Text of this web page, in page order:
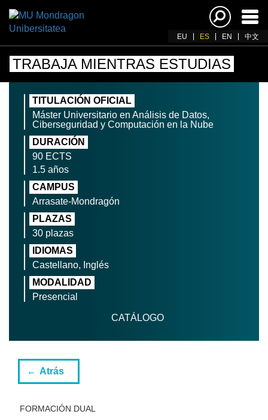
EU ES EN 中文
TRABAJA MIENTRAS ESTUDIAS
TITULACIÓN OFICIAL
Máster Universitario en Análisis de Datos,
Ciberseguridad y Computación en la Nube
DURACIÓN
90 ECTS
1.5 años
CAMPUS
Arrasate-Mondragón
PLAZAS
30 plazas
IDIOMAS
Castellano, Inglés
MODALIDAD
Presencial
CATÁLOGO
Atrás
FORMACIÓN DUAL